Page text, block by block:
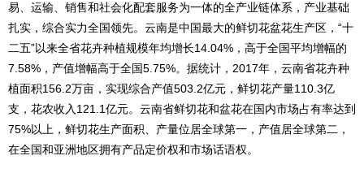
易、运输、销售和社会化配套服务为一体的全产业链体系，产业基础
扎实，综合实力全国领先。云南是中国最大的鲜切花盆花生产区，“十
二五”以来全省花卉种植规模年均增长14.04%，高于全国平均增幅的
7.58%，产值增幅高于全国5.75%。据统计，2017年，云南省花卉种
植面积156.2万亩，实现综合产值503.2亿元，鲜切花产量110.3亿
支，花农收入121.1亿元。云南省鲜切花和盆花在国内市场占有率达到
75%以上，鲜切花生产面积、产量位居全球第一，产值居全球第二，
在全国和亚洲地区拥有产品定价权和市场话语权。